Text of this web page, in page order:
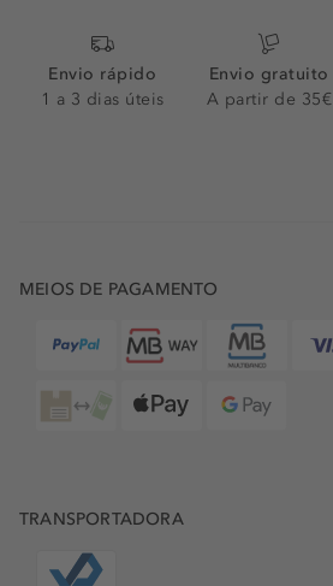
Envio rápido
1 a 3 dias úteis
Envio gratuito
A partir de 35€
MEIOS DE PAGAMENTO
TRANSPORTADORA